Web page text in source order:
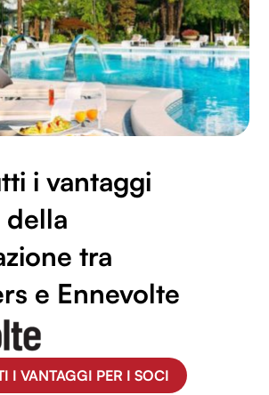
i vantaggi
della
tra
e Ennevolte
I VANTAGGI PER I SOCI